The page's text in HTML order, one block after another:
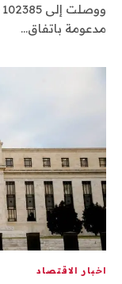
مدعومة باتفاق…
اخبار الاقتصاد